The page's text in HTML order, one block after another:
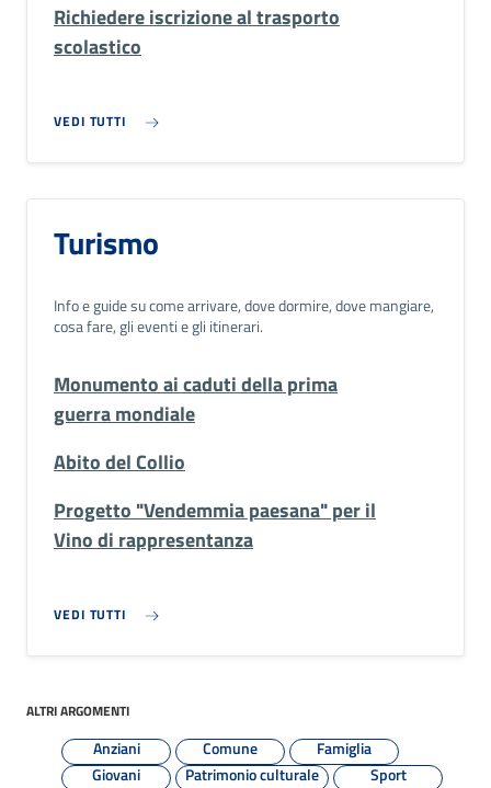
Richiedere iscrizione al trasporto
scolastico
VEDI TUTTI
Turismo
Info e guide su come arrivare, dove dormire, dove mangiare,
cosa fare, gli eventi e gli itinerari.
Monumento ai caduti della prima
guerra mondiale
Abito del Collio
Progetto "Vendemmia paesana" per il
Vino di rappresentanza
VEDI TUTTI
ALTRI ARGOMENTI
Anziani Comune
Famiglia
Giovani
Patrimonio culturale
Sport